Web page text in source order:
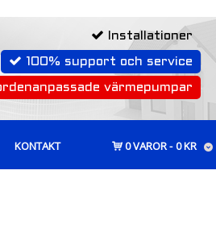
Installationer
100% support och service
värmepumpar
KONTAKT 0 VAROR 0 KR